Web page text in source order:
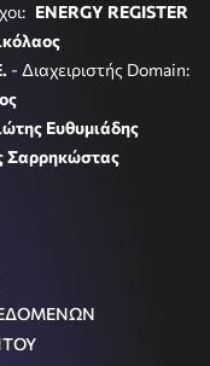
ENERGY REGISTER
- Διαχειριστής Domain:
Ευθυμιάδης
Σαρρηκώστας